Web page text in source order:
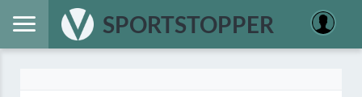
SPORTSTOPPER